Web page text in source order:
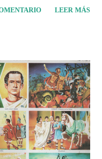
inspiradas en la
de Pancracio Deportivo no
perdió. Busca responder si
en la forma de entender el
la comercialización y
sociedades . Son 230
y ...
LEER MÁS